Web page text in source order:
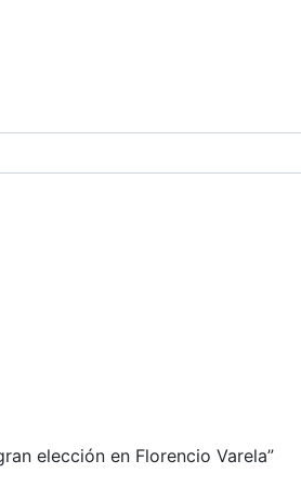
Aires y del partido de
elección en Florencio Varela”